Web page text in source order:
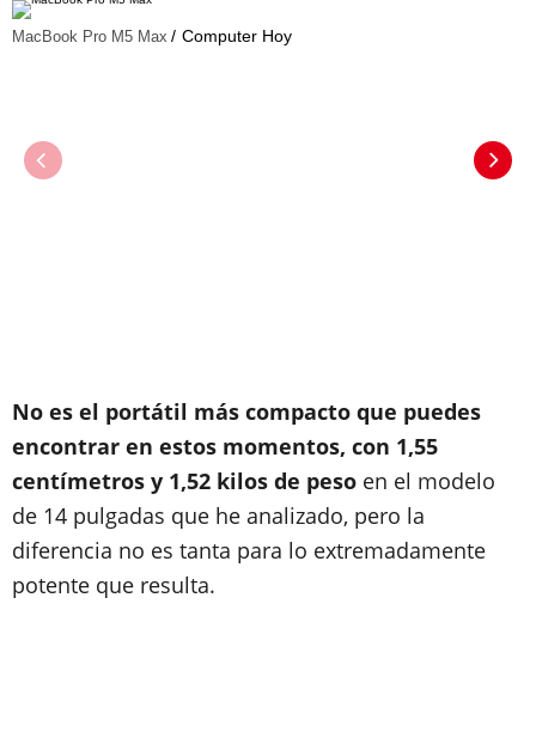
MacBook Pro M5 Max Computer Hoy
No es el portátil más compacto que puedes
encontrar en estos momentos, con 1,55
centímetros y 1,52 kilos de peso en el modelo
de 14 pulgadas que he analizado, pero la
diferencia no es tanta para lo extremadamente
potente que resulta.